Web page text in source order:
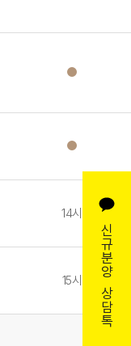
14시
15시
신
규
분
양
상
담
톡